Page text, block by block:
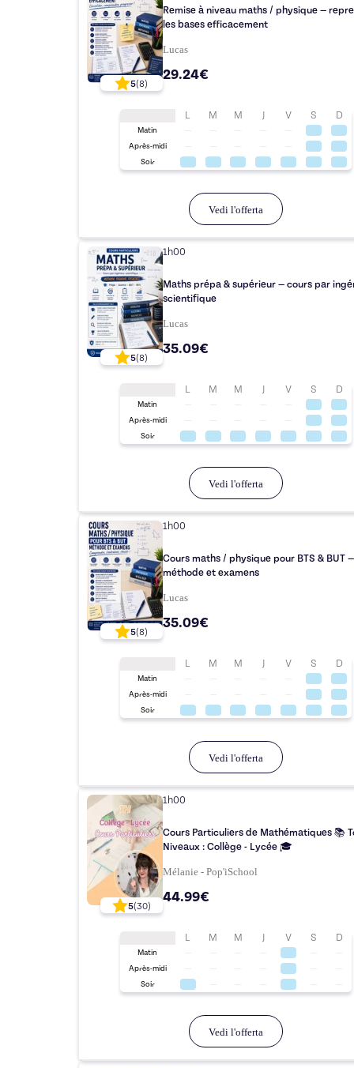
5(8)
Remise à niveau maths / physique —
les bases efficacement
Lucas
29.24€
L M M J V S D
Matin
Après-midi
Soir
Vedi l'offerta
5(8)
1h00
Maths prépa & supérieur — cours par
scientifique
Lucas
35.09€
L M M J V S D
Matin
Après-midi
Soir
Vedi l'offerta
5(8)
1h00
Cours maths / physique pour BTS & BUT —
méthode et examens
Lucas
35.09€
L M M J V S D
Matin
Après-midi
Soir
Vedi l'offerta
5(30)
1h00
Cours Particuliers de Mathématiques 📚
Niveaux : Collège - Lycée 🎓
Mélanie - Pop'iSchool
44.99€
L M M J V S D
Matin
Après-midi
Soir
Vedi l'offerta